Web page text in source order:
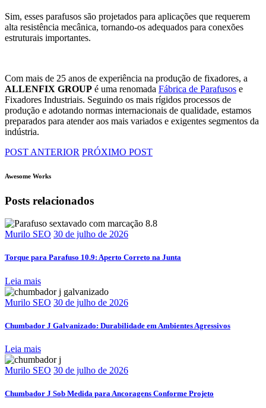
Sim, esses parafusos são projetados para aplicações que requerem
alta resistência mecânica, tornando-os adequados para conexões
estruturais importantes.
Com mais de 25 anos de experiência na produção de fixadores, a
ALLENFIX GROUP é uma renomada Fábrica de Parafusos e
Fixadores Industriais. Seguindo os mais rígidos processos de
produção e adotando normas internacionais de qualidade, estamos
preparados para atender aos mais variados e exigentes segmentos da
indústria.
POST ANTERIOR PRÓXIMO POST
Awesome Works
Posts relacionados
Murilo SEO 30 de julho de 2026
Torque para Parafuso 10.9: Aperto Correto na Junta
Leia mais
Murilo SEO 30 de julho de 2026
Chumbador J Galvanizado: Durabilidade em Ambientes Agressivos
Leia mais
Murilo SEO 30 de julho de 2026
Chumbador J Sob Medida para Ancoragens Conforme Projeto